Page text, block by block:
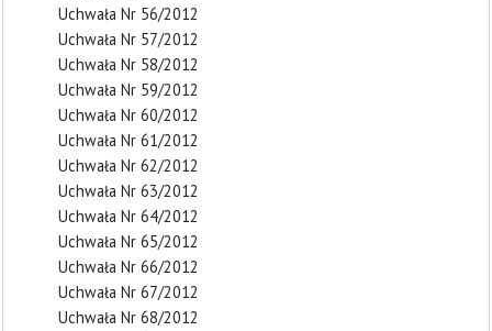
Uchwała Nr 56/2012
Uchwała Nr 57/2012
Uchwała Nr 58/2012
Uchwała Nr 59/2012
Uchwała Nr 60/2012
Uchwała Nr 61/2012
Uchwała Nr 62/2012
Uchwała Nr 63/2012
Uchwała Nr 64/2012
Uchwała Nr 65/2012
Uchwała Nr 66/2012
Uchwała Nr 67/2012
Uchwała Nr 68/2012